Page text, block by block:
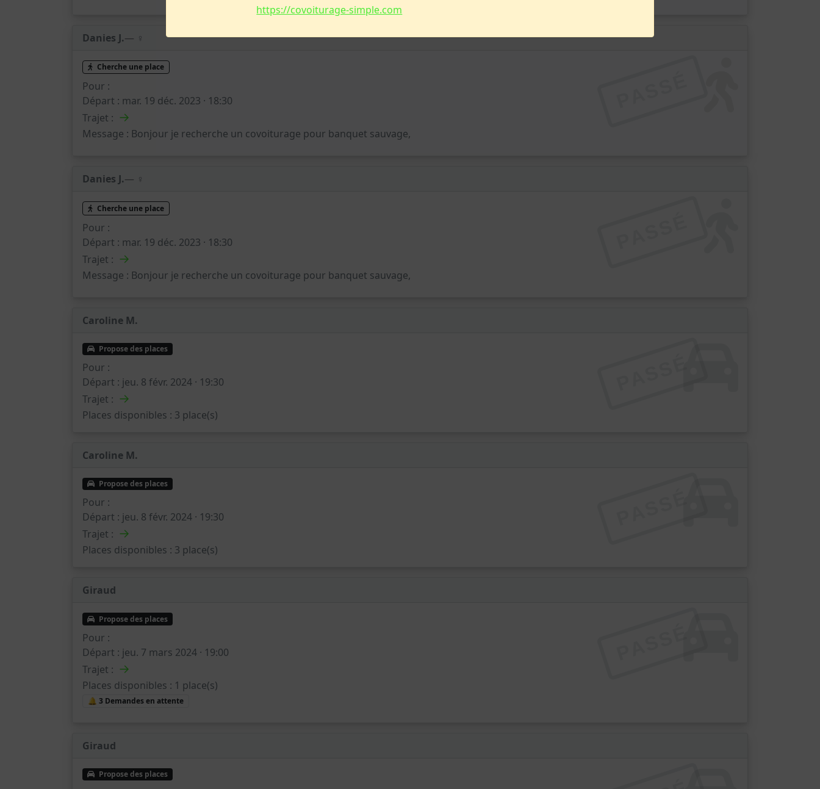
https://covoiturage-simple.com
Danies J.— ♀️
Cherche une place
Pour :
Départ : mar. 19 déc. 2023 · 18:30
Trajet : →
Message : Bonjour je recherche un covoiturage pour banquet sauvage,
Danies J.— ♀️
Cherche une place
Pour :
Départ : mar. 19 déc. 2023 · 18:30
Trajet : →
Message : Bonjour je recherche un covoiturage pour banquet sauvage,
Caroline M.
Propose des places
Pour :
Départ : jeu. 8 févr. 2024 · 19:30
Trajet : →
Places disponibles : 3 place(s)
Caroline M.
Propose des places
Pour :
Départ : jeu. 8 févr. 2024 · 19:30
Trajet : →
Places disponibles : 3 place(s)
Giraud
Propose des places
Pour :
Départ : jeu. 7 mars 2024 · 19:00
Trajet : →
Places disponibles : 1 place(s)
🔔 3 Demandes en attente
Giraud
Propose des places